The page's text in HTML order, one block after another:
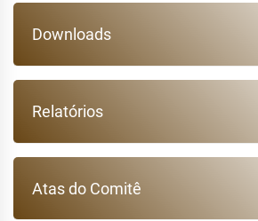
Downloads
Relatórios
Atas do Comitê